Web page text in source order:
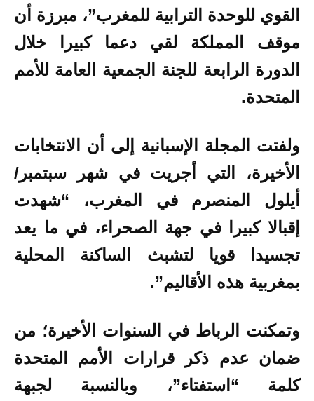
القوي للوحدة الترابية للمغرب”، مبرزة أن
موقف المملكة لقي دعما كبيرا خلال
الدورة الرابعة للجنة الجمعية العامة للأمم
المتحدة.
ولفتت المجلة الإسبانية إلى أن الانتخابات
الأخيرة، التي أجريت في شهر سبتمبر/
أيلول المنصرم في المغرب، “شهدت
إقبالا كبيرا في جهة الصحراء، في ما يعد
تجسيدا قويا لتشبث الساكنة المحلية
بمغربية هذه الأقاليم”.
وتمكنت الرباط في السنوات الأخيرة؛ من
ضمان عدم ذكر قرارات الأمم المتحدة
كلمة “استفتاء”، وبالنسبة لجبهة